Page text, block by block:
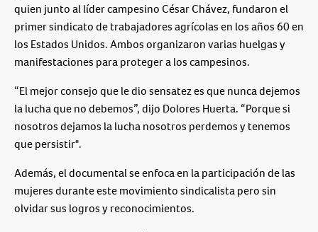
quien junto al líder campesino César Chávez, fundaron el
primer sindicato de trabajadores agrícolas en los años 60 en
los Estados Unidos. Ambos organizaron varias huelgas y
manifestaciones para proteger a los campesinos.
“El mejor consejo que le dio sensatez es que nunca dejemos
la lucha que no debemos”, dijo Dolores Huerta. “Porque si
nosotros dejamos la lucha nosotros perdemos y tenemos
que persistir".
Además, el documental se enfoca en la participación de las
mujeres durante este movimiento sindicalista pero sin
olvidar sus logros y reconocimientos.